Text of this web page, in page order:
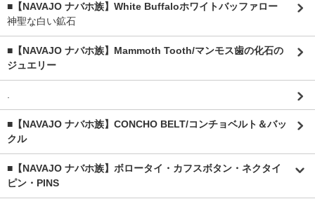
■【NAVAJO ナバホ族】White Buffaloホワイトバッファロー
神聖な白い鉱石
■【NAVAJO ナバホ族】Mammoth Tooth/マンモス歯の化石の
ジュエリー
.
■【NAVAJO ナバホ族】CONCHO BELT/コンチョベルト＆バッ
クル
■【NAVAJO ナバホ族】ボロータイ・カフスボタン・ネクタイ
ピン・PINS